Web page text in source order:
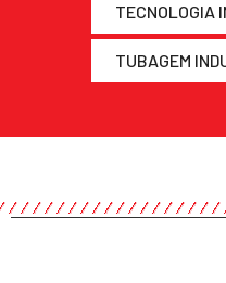
TECNOLOGIA
TUBAGEM